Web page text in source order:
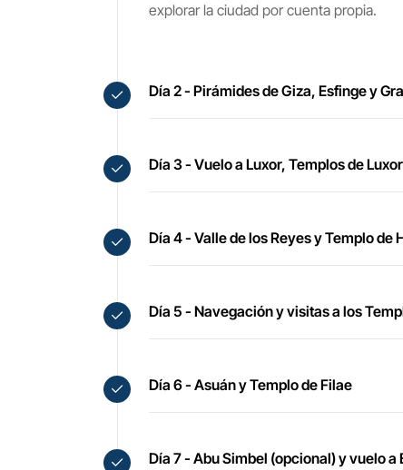
explorar la ciudad por cuenta propia.
Día 2 - Pirámides de Giza, Esfinge y
Día 3 - Vuelo a Luxor, Templos de
Día 4 - Valle de los Reyes y Templo de
Día 5 - Navegación y visitas a los
Día 6 - Asuán y Templo de Filae
Día 7 - Abu Simbel (opcional) y vuelo a